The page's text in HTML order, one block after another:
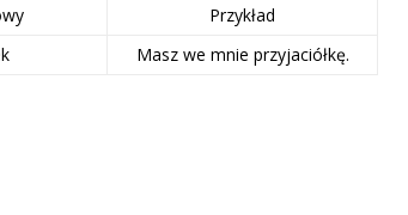
Przykład
Masz we mnie przyjaciółkę.